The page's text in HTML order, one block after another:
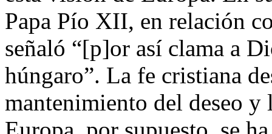
Papa Pío XII, en relación
señaló “[p]or así clama a
húngaro”. La fe cristiana
mantenimiento del deseo